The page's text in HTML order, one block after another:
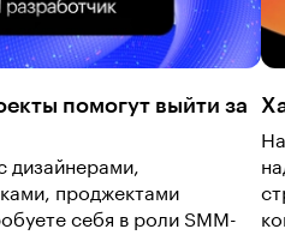
помогут выйти за
дизайнерами,
проджектами
себя в роли SMM-